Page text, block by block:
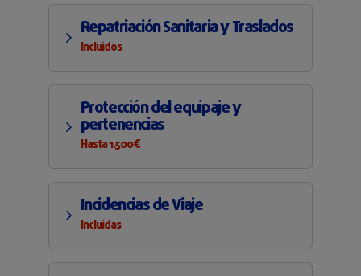
Repatriación Sanitaria y Traslados
Incluidos
Protección del equipaje y
pertenencias
Hasta 1.500€
Incidencias de Viaje
Incluidas